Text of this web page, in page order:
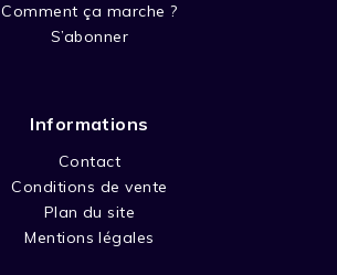
Comment ça marche ?
S’abonner
Informations
Contact
Conditions de vente
Plan du site
Mentions légales